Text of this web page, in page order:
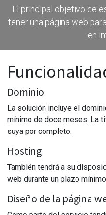
El principal objetivo de
tener una página web
en
Dominio
La solución incluye el
mínimo de doce meses. La
suya por completo.
Hosting
También tendrá a su
web durante un plazo
Diseño de la página